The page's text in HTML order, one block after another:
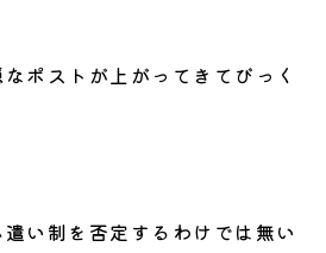
ポストが上がってきてびっく
い制を否定するわけでは無い